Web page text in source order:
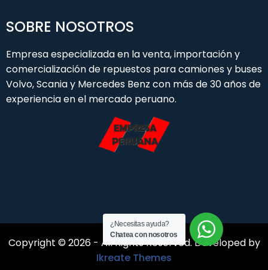
SOBRE NOSOTROS
Empresa especializada en la venta, importación y
comercialización de repuestos para camiones y buses
Volvo, Scania y Mercedes Benz con más de 30 años de
experiencia en el mercado peruano.
Copyright © 2026 - All Rights Reserved. Developed by
Ikreate Themes
¿Necesitas ayuda?
Chatea con nosotros